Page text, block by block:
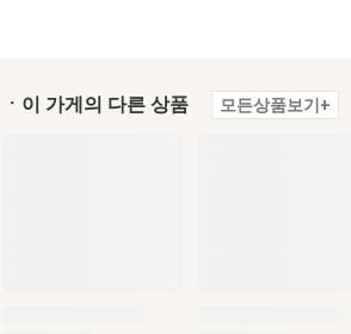
ㆍ이 가게의 다른 상품 모든상품보기+